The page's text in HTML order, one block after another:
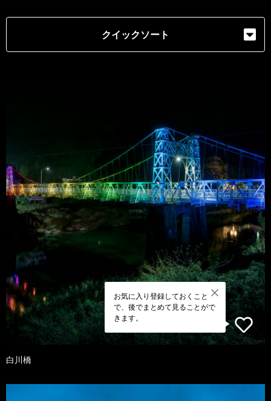
クイックソート
お気に入り登録しておくこと
で、後でまとめて見ることがで
きます。
白川橋